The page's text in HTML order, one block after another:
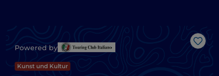
Like
Powered by
Kunst und Kultur